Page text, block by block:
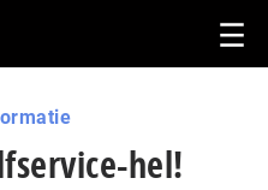
hel!